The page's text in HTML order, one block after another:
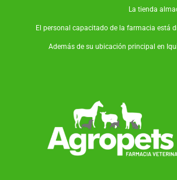
La tienda
El personal capacitado de la farmacia está
Además de su ubicación principal en